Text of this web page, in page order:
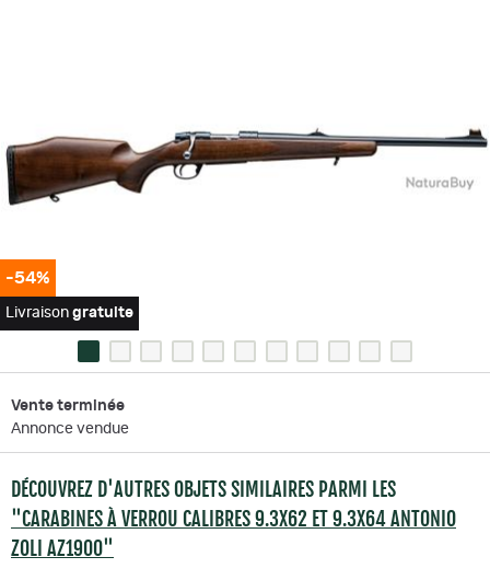
-54%
Livraison gratuite
Vente terminée
Annonce vendue
DÉCOUVREZ D'AUTRES OBJETS SIMILAIRES PARMI LES
"CARABINES À VERROU CALIBRES 9.3X62 ET 9.3X64 ANTONIO
ZOLI AZ1900"